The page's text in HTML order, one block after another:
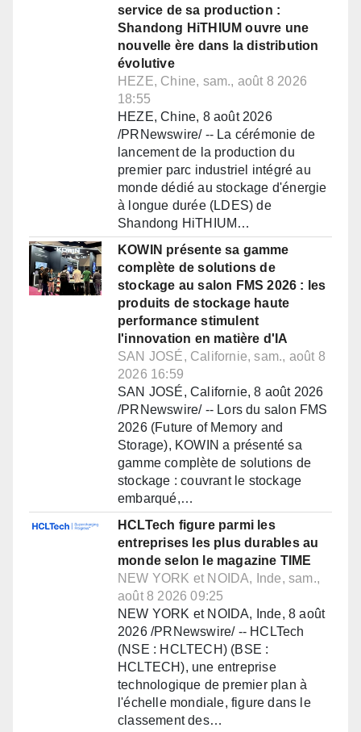
service de sa production :
Shandong HiTHIUM ouvre une
nouvelle ère dans la distribution
évolutive
HEZE, Chine, sam., août 8 2026
18:55
HEZE, Chine, 8 août 2026
/PRNewswire/ -- La cérémonie de
lancement de la production du
premier parc industriel intégré au
monde dédié au stockage d'énergie
à longue durée (LDES) de
Shandong HiTHIUM…
KOWIN présente sa gamme
complète de solutions de
stockage au salon FMS 2026 : les
produits de stockage haute
performance stimulent
l'innovation en matière d'IA
SAN JOSÉ, Californie, sam., août 8
2026 16:59
SAN JOSÉ, Californie, 8 août 2026
/PRNewswire/ -- Lors du salon FMS
2026 (Future of Memory and
Storage), KOWIN a présenté sa
gamme complète de solutions de
stockage : couvrant le stockage
embarqué,…
HCLTech figure parmi les
entreprises les plus durables au
monde selon le magazine TIME
NEW YORK et NOIDA, Inde, sam.,
août 8 2026 09:25
NEW YORK et NOIDA, Inde, 8 août
2026 /PRNewswire/ -- HCLTech
(NSE : HCLTECH) (BSE :
HCLTECH), une entreprise
technologique de premier plan à
l'échelle mondiale, figure dans le
classement des…